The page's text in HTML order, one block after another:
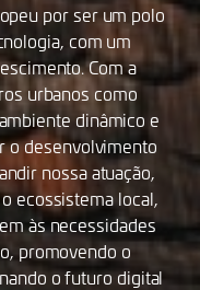
por ser um polo
com um
Com a
urbanos como
dinâmico e
o desenvolvimento
nossa atuação,
ecossistema local,
às necessidades
promovendo o
o futuro digital